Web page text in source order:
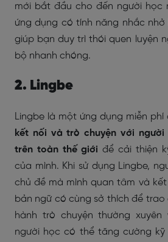
mới bắt đầu cho đến người học
ứng dụng có tính năng nhắc
giúp bạn duy trì thói quen luyện
bộ nhanh chóng.
2. Lingbe
Lingbe là một ứng dụng miễn phí
kết nối và trò chuyện với
trên toàn thế giớiđể cải thiện
của mình. Khi sử dụng Lingbe,
chủ đề mà mình quan tâm và
bản ngữ có cùng sở thích để
hành trò chuyện thường
người học có thể tăng cường